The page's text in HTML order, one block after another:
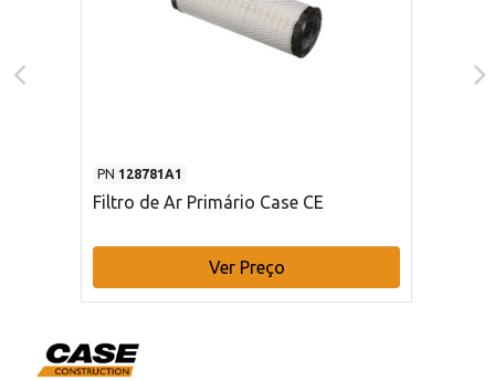
PN 128781A1
Filtro de Ar Primário Case CE
Ver Preço